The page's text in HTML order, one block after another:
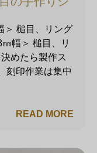
＞ 槌目、リング
幅＞ 槌目、リ
めたら製作ス
刻印作業は集中
READ MORE